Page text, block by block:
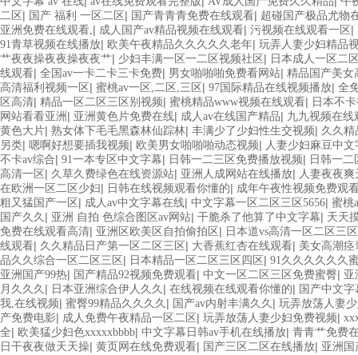
二区 | 国产 福利 一区二区 | 国产青青青免费在线观看| 超碰国产极品尤物
亚洲免费在线观看,| 成人国产av精品视频在线观看| 污视频在线观看一区 |
91青草视频在线播放| 欧美午夜精品久久久久久老年| 玩弄人妻少妇精品
艹夜夜操夜夜操夜夜艹| 少妇丰满一区一二区视频社区 | 日本成人一区二
线观看| 全国av一卡二卡三卡免费| 男女啪啪啪免费看网站| 精品国产美女
高清福利视频一区 | 蜜桃av一区,二区,三区 | 97国际精品在线视频播放| 全
区高清| 精品一区二区三区别视频| 蜜桃精品www视频在线观看| 日本不
网站看看亚洲 | 亚洲黄色片免费在线| 成人av在线国产精品| 九九视频在线
黄色大片| 熟女体下毛毛黑森林仙踪林| 丰满少了少妇性生交视频| 久久精
另类| 嗯啊好想要插我视频| 欧美男女啪啪啪动态视频| 人妻少妇麻豆中
不卡av综合| 91一本专区中文字幕| 日韩一二三区免费播放视频| 日韩一
高清一区 | 久草久费绿色在线资源站| 亚洲人成网站在线播放| 人妻夜夜
在欧洲一区二区少妇| 日韩在线视频观看你懂的| 成年午夜性视频免费观
粗又猛国产一区 | 成人av中文字幕在线| 中文字幕一区二区三区5656| 蜜桃
国产久久 | 亚洲 自拍 色综合图区av网站| 干脆杀了他算了中文字幕| 天天
免费在线观看高清| 亚洲区欧美区自拍偷拍区 | 日本道vs高清一区二区三区
线观看| 久久精品日产第一区二区三区 | 大香蕉红杏在线观看| 美女高潮
品久久综合一区二区三区 | 日本精品一区二区三区四区 | 91久久久久久久
亚洲国产99热| 国产精品92视频免费观看| 中文一区二区三区免费蜜臀| 亚
月久久久 | 日本亚洲综合伊人久久 | 在线视频在线观看你懂的| 国产中文字
我,在线视频| 蜜臀99精品久久久久 | 国产av内射丰满久久 | 玩弄放荡人妻
产免费电影| 成人免费午夜精品一区二区 | 玩弄放荡人妻少妇免费视频|
全| 欧美猛少妇色xxxxxbbbb| 中文字幕日韩av手机在线播放| 青青艹免费
日干夜夜做天天操| 黄页网在线免费观看| 国产三区二区在线播放| 亚洲国